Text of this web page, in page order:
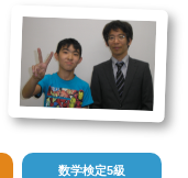
数学検定5級